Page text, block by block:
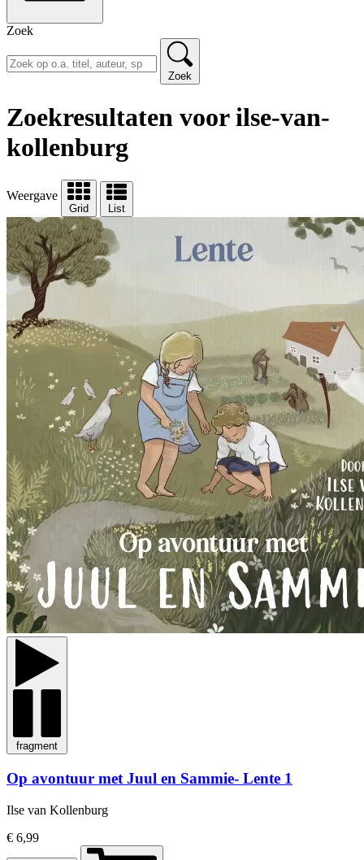
Zoek
Zoek
Zoekresultaten voor ilse-van-
kollenburg
Weergave
Grid List
fragment
Op avontuur met Juul en Sammie- Lente 1
Ilse van Kollenburg
€ 6,99